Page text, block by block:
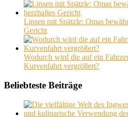
Linsen mit Spätzle: Omas
Gericht
Wodurch wird die auf ein
Kurvenfahrt vergrößert?
Beliebteste Beiträge